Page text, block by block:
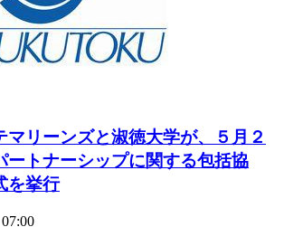
マリーンズと淑徳大学が、５月２
ートナーシップに関する包括協
を挙行